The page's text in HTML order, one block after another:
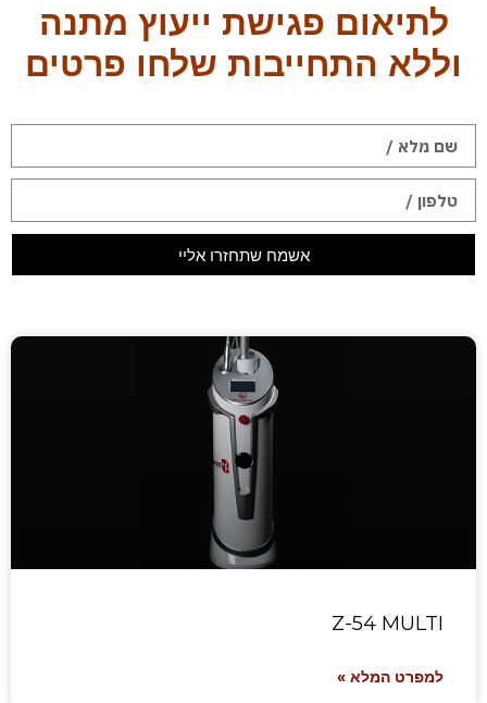
לתיאום פגישת ייעוץ מתנה
וללא התחייבות שלחו פרטים
אשמח שתחזרו אליי
Z-54 MULTI
למפרט המלא »